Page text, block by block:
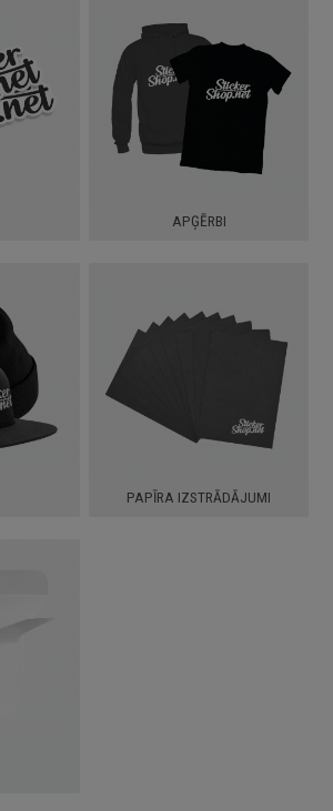
APĢĒRBI
PAPĪRA IZSTRĀDĀJUMI